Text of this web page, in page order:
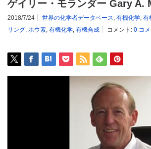
ゲイリー・モランダー Gary A.
2018/7/24 世界の化学者データベース, 有機化学, 有
リング, ホウ素, 有機化学, 有機合成 コメント: 0 コメ